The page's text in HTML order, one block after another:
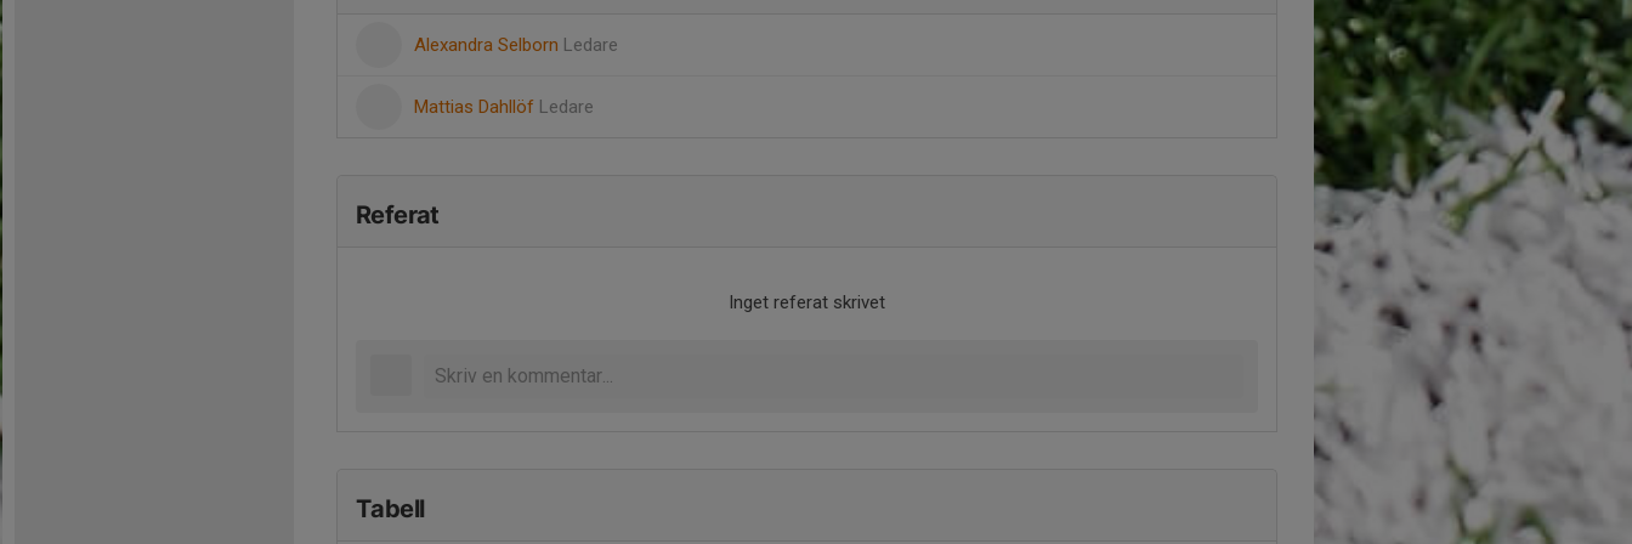
Alexandra Selborn Ledare
Mattias Dahllöf Ledare
Referat
Inget referat skrivet
Tabell